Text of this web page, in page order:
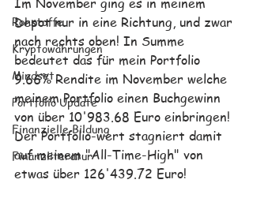
Rohstoffe
Kryptowährungen
Mindset
Portfolio Update
Finanzielle Bildung
Finanzliteratur
Depot nur in eine Richtung, und zwar
nach rechts oben! In Summe
bedeutet das für mein Portfolio
9.66% Rendite im November welche
meinem Portfolio einen Buchgewinn
von über 10'983.68 Euro einbringen!
Der Portfolio-wert stagniert damit
auf meinem "All-Time-High" von
etwas über 126'439.72 Euro!